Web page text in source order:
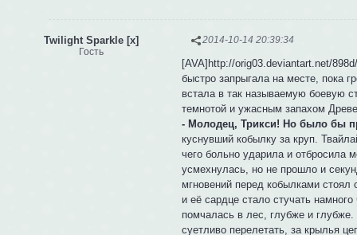
2014-10-14 20:39:34
Twilight Sparkle [x]
Гость
[AVA]http://orig03.deviantart.net/
быстро запрыгала на месте, пока
встала в так называемую боевую
темнотой и ужасным запахом
- Молодец, Трикси! Но было бы
куснувший кобылку за круп.
чего больно ударила и отбросила
усмехнулась, но не прошло и
мгновений перед кобылками
и её сардце стало стучать
помчалась в лес, глубже и
суетливо перелетать, за крылья